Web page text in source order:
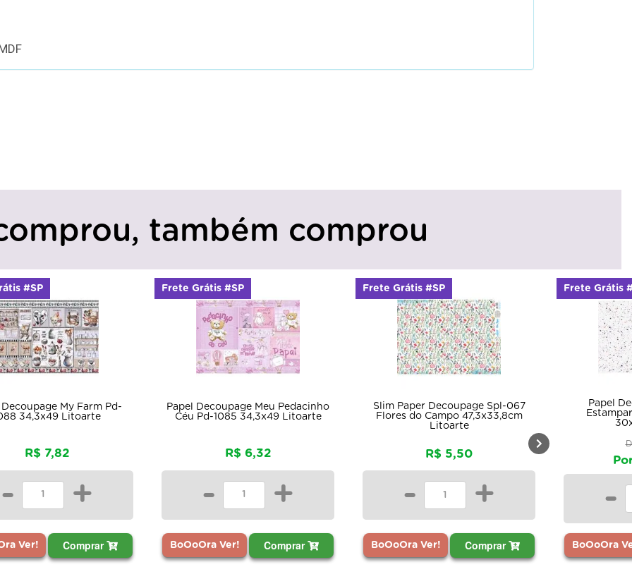
também comprou
Decoupage My Farm Pd-
34,3x49 Litoarte
R$ 7,82
- +
Ver! Comprar
#SP
Papel Decoupage Meu Pedacinho
Céu Pd-1085 34,3x49 Litoarte
R$ 6,32
- +
BoOoOra Ver! Comprar
Frete Grátis #SP
Slim Paper Decoupage Spl-067
Flores do Campo 47,3x33,8cm
Litoarte
R$ 5,50
- +
BoOoOra Ver! Comprar
Frete Grátis #SP
Papel
-
BoOoOra
Frete Grátis